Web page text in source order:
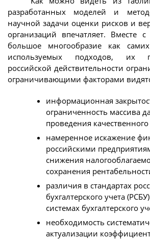
разработанных моделей и
научной задачи оценки рисков и
организаций впечатляет. Вместе
большое многообразие как
используемых подходов, их
российской действительности
ограничивающими факторами
информационная
ограниченность массива
проведения
намеренное искажение
российскими
снижения
сохранения
различия в стандартах
бухгалтерского учета
системах бухгалтерского
необходимость
актуализации